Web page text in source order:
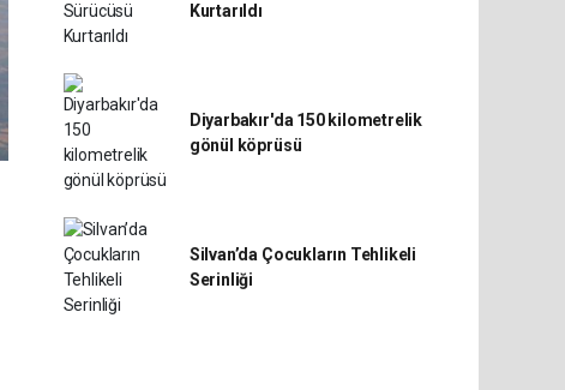
Kurtarıldı
Diyarbakır'da 150 kilometrelik
gönül köprüsü
Silvan’da Çocukların Tehlikeli
Serinliği